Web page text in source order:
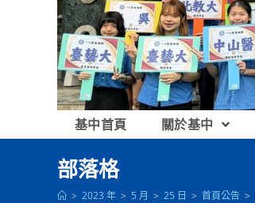
基中首頁 關於基中
部落格
> 2023 年 > 5 月 > 25 日 > 首頁公告 >